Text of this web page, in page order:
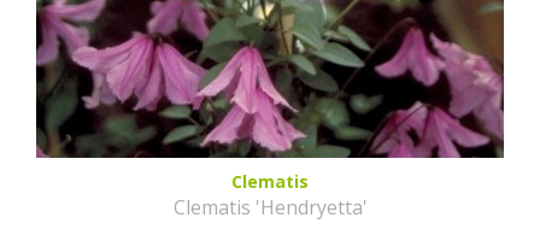
Clematis
Clematis 'Hendryetta'